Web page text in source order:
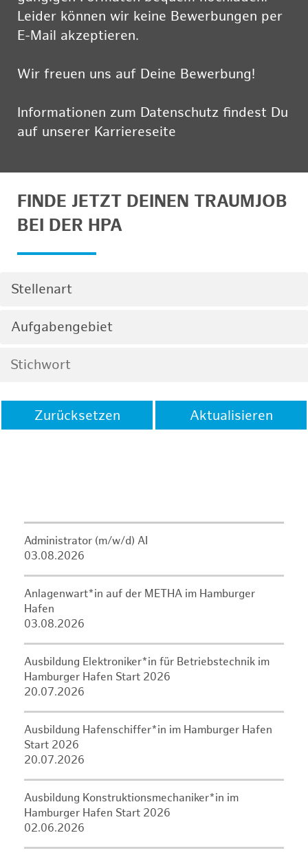
Leider können wir keine Bewerbungen per
E-Mail akzeptieren.
Wir freuen uns auf Deine Bewerbung!
Informationen zum Datenschutz findest Du
auf unserer Karriereseite
FINDE JETZT DEINEN TRAUMJOB
BEI DER HPA
Stellenart
Aufgabengebiet
Zurücksetzen Aktualisieren
Administrator (m/w/d) AI
03.08.2026
Anlagenwart*in auf der METHA im Hamburger
Hafen
03.08.2026
Ausbildung Elektroniker*in für Betriebstechnik im
Hamburger Hafen Start 2026
20.07.2026
Ausbildung Hafenschiffer*in im Hamburger Hafen
Start 2026
20.07.2026
Ausbildung Konstruktionsmechaniker*in im
Hamburger Hafen Start 2026
02.06.2026